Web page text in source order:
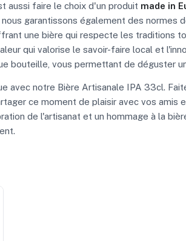
aussi faire le choix d'un produit made in
garantissons également des
une bière qui respecte les traditions
qui valorise le savoir-faire local et
bouteille, vous permettant de déguster
avec notre Bière Artisanale IPA 33cl.
ce moment de plaisir avec vos
de l'artisanat et un hommage à la